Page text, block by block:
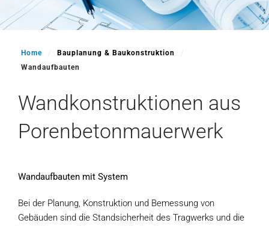
Home
Bauplanung & Baukonstruktion
Wandaufbauten
Wandkonstruktionen aus
Porenbetonmauerwerk
Wandaufbauten mit System
Bei der Planung, Konstruktion und Bemessung von
Gebäuden sind die Standsicherheit des Tragwerks und die